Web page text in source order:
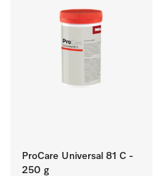
ProCare Universal 81 C -
250 g